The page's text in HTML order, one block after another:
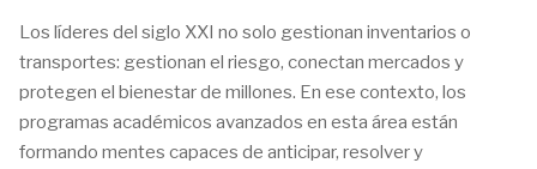
Los líderes del siglo XXI no solo gestionan inventarios o
transportes: gestionan el riesgo, conectan mercados y
protegen el bienestar de millones. En ese contexto, los
programas académicos avanzados en esta área están
formando mentes capaces de anticipar, resolver y